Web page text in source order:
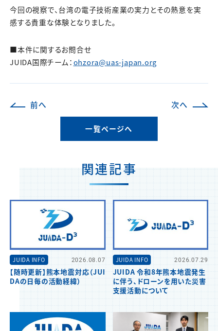
今回の視察で、台湾の電子技術産業の実力とその熱意を実
感する貴重な体験となりました。
■本件に関するお問合せ
JUIDA国際チーム：ohzora@uas-japan.org
前へ 次へ
一覧ページへ
関連記事
JUIDA INFO 2026.08.07
【随時更新】熊本地震対応（JUI
DAの日毎の活動経緯）
JUIDA INFO 2026.07.29
JUIDA 令和8年熊本地震発生
に伴う、ドローンを用いた災害
支援活動について